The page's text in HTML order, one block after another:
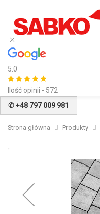
5.0
Ilość opinii - 572
✆ +48 797 009 981
Strona główna Produkty